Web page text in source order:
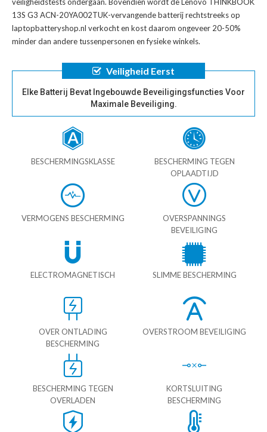
veiligheidstests ondergaan. Bovendien wordt de Lenovo THINKBOOK
13S G3 ACN-20YA002TUK-vervangende batterijrechtstreeks op
laptopbatteryshop.nl verkocht en kost daarom ongeveer 20-50%
minder dan andere tussenpersonen en fysieke winkels.
Veiligheid Eerst
Elke Batterij Bevat Ingebouwde Beveiligingsfuncties Voor
Maximale Beveiliging.
BESCHERMINGSKLASSE
BESCHERMING TEGEN
OPLAADTIJD
VERMOGENS BESCHERMING
OVERSPANNINGS
BEVEILIGING
ELECTROMAGNETISCH SLIMME BESCHERMING
OVER ONTLADING
BESCHERMING
OVERSTROOM BEVEILIGING
BESCHERMING TEGEN
OVERLADEN
KORTSLUITING
BESCHERMING